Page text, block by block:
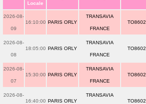
Locale
2026-08-
09
16:10:00 PARIS ORLY
TRANSAVIA
FRANCE
TO8602
2026-08-
08
18:05:00 PARIS ORLY
TRANSAVIA
FRANCE
TO8602
2026-08-
07
15:30:00 PARIS ORLY
TRANSAVIA
FRANCE
TO8602
2026-08-
16:40:00 PARIS ORLY
TRANSAVIA
TO8602